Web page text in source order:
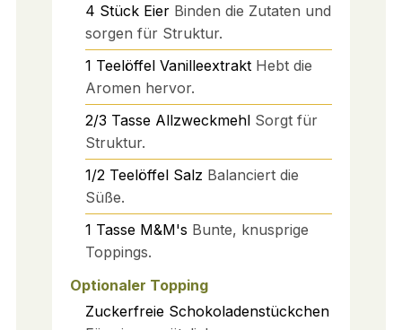
4 Stück Eier Binden die Zutaten und
sorgen für Struktur.
1 Teelöffel Vanilleextrakt Hebt die
Aromen hervor.
2/3 Tasse Allzweckmehl Sorgt für
Struktur.
1/2 Teelöffel Salz Balanciert die
Süße.
1 Tasse M&M's Bunte, knusprige
Toppings.
Optionaler Topping
Zuckerfreie Schokoladenstückchen